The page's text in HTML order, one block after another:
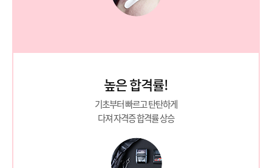
높은 합격률!
기초부터 빠르고 탄탄하게
다져 자격증 합격률 상승